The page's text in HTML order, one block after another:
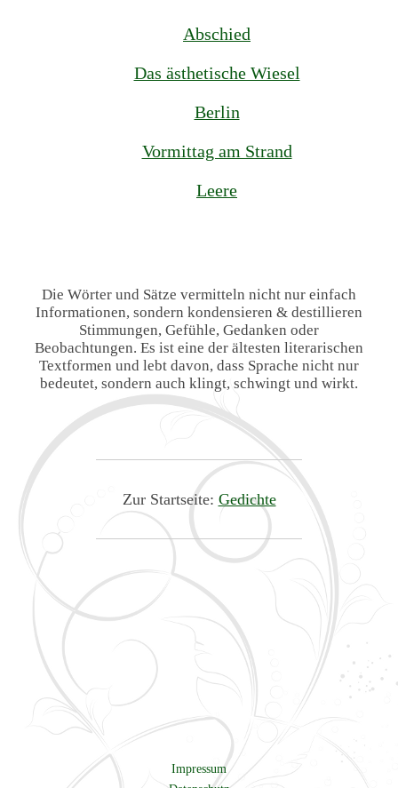
Abschied
Das ästhetische Wiesel
Berlin
Vormittag am Strand
Leere
Die Wörter und Sätze vermitteln nicht nur einfach
Informationen, sondern kondensieren & destillieren
Stimmungen, Gefühle, Gedanken oder
Beobachtungen. Es ist eine der ältesten literarischen
Textformen und lebt davon, dass Sprache nicht nur
bedeutet, sondern auch klingt, schwingt und wirkt.
Zur Startseite: Gedichte
Impressum